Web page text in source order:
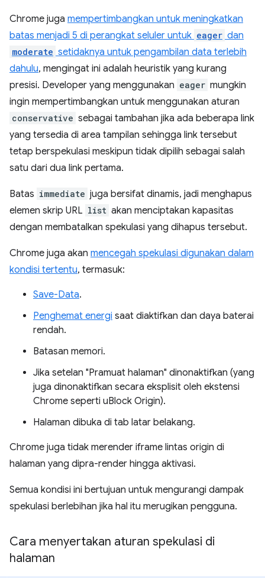
Chrome juga mempertimbangkan untuk meningkatkan
batas menjadi 5 di perangkat seluler untuk eager dan
moderate setidaknya untuk pengambilan data terlebih
dahulu, mengingat ini adalah heuristik yang kurang
presisi. Developer yang menggunakan eager mungkin
ingin mempertimbangkan untuk menggunakan aturan
conservative sebagai tambahan jika ada beberapa link
yang tersedia di area tampilan sehingga link tersebut
tetap berspekulasi meskipun tidak dipilih sebagai salah
satu dari dua link pertama.
Batas immediate juga bersifat dinamis, jadi menghapus
elemen skrip URL list akan menciptakan kapasitas
dengan membatalkan spekulasi yang dihapus tersebut.
Chrome juga akan mencegah spekulasi digunakan dalam
kondisi tertentu, termasuk:
Save-Data.
Penghemat energi saat diaktifkan dan daya baterai
rendah.
Batasan memori.
Jika setelan "Pramuat halaman" dinonaktifkan (yang
juga dinonaktifkan secara eksplisit oleh ekstensi
Chrome seperti uBlock Origin).
Halaman dibuka di tab latar belakang.
Chrome juga tidak merender iframe lintas origin di
halaman yang dipra-render hingga aktivasi.
Semua kondisi ini bertujuan untuk mengurangi dampak
spekulasi berlebihan jika hal itu merugikan pengguna.
Cara menyertakan aturan spekulasi di
halaman